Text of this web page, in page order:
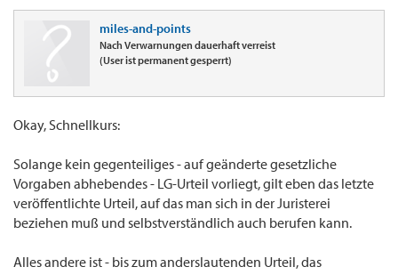
miles-and-points
Nach Verwarnungen dauerhaft verreist
(User ist permanent gesperrt)
Okay, Schnellkurs:
Solange kein gegenteiliges - auf geänderte gesetzliche
Vorgaben abhebendes - LG-Urteil vorliegt, gilt eben das letzte
veröffentlichte Urteil, auf das man sich in der Juristerei
beziehen muß und selbstverständlich auch berufen kann.
Alles andere ist - bis zum anderslautenden Urteil, das